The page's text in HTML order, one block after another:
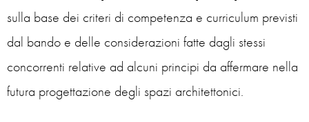
sulla base dei criteri di competenza e curriculum previsti
dal bando e delle considerazioni fatte dagli stessi
concorrenti relative ad alcuni principi da affermare nella
futura progettazione degli spazi architettonici.